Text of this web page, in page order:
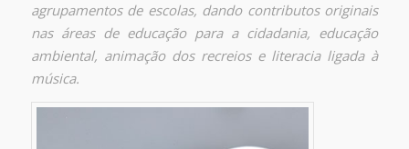
agrupamentos de escolas, dando contributos originais
nas áreas de educação para a cidadania, educação
ambiental, animação dos recreios e literacia ligada à
música.